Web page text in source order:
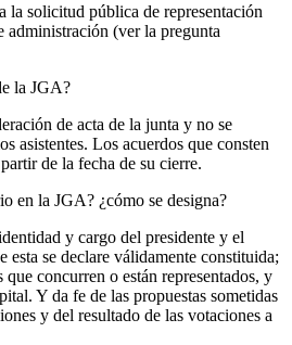
la solicitud pública de representación
administración (ver la pregunta
la JGA?
de acta de la junta y no se
asistentes. Los acuerdos que consten
de la fecha de su cierre.
en la JGA? ¿cómo se designa?
y cargo del presidente y el
esta se declare válidamente constituida;
concurren o están representados, y
Y da fe de las propuestas sometidas
y del resultado de las votaciones a